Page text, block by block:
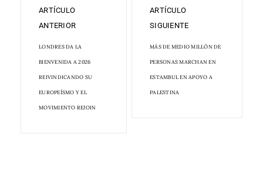
ARTÍCULO
ANTERIOR
LONDRES DA LA
BIENVENIDA A 2026
REIVINDICANDO SU
EUROPEÍSMO Y EL
MOVIMIENTO REJOIN
ARTÍCULO
SIGUIENTE
MÁS DE MEDIO MILLÓN DE
PERSONAS MARCHAN EN
ESTAMBUL EN APOYO A
PALESTINA